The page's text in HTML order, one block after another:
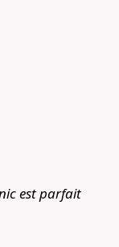
est parfait